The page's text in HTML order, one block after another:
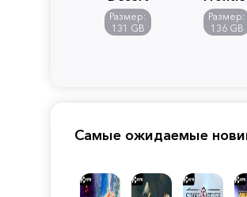
Размер:
131 GB
of
Размер:
136 GB
Самые ожидаемые